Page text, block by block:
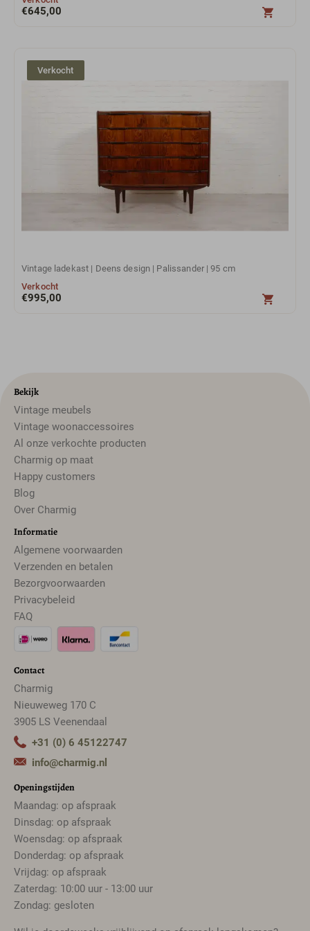
€645,00
Verkocht
Vintage ladekast | Deens design | Palissander | 95 cm
Verkocht
€995,00
Bekijk
Vintage meubels
Vintage woonaccessoires
Al onze verkochte producten
Charmig op maat
Happy customers
Blog
Over Charmig
Informatie
Algemene voorwaarden
Verzenden en betalen
Bezorgvoorwaarden
Privacybeleid
FAQ
Contact
Charmig
Nieuweweg 170 C
3905 LS Veenendaal
+31 (0) 6 45122747
info@charmig.nl
Openingstijden
Maandag: op afspraak
Dinsdag: op afspraak
Woensdag: op afspraak
Donderdag: op afspraak
Vrijdag: op afspraak
Zaterdag: 10:00 uur - 13:00 uur
Zondag: gesloten